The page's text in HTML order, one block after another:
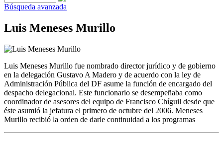
Búsqueda avanzada
Luis Meneses Murillo
Luis Meneses Murillo fue nombrado director jurídico y de gobierno
en la delegación Gustavo A Madero y de acuerdo con la ley de
Administración Pública del DF asume la función de encargado del
despacho delegacional. Este funcionario se desempeñaba como
coordinador de asesores del equipo de Francisco Chíguil desde que
éste asumió la jefatura el primero de octubre del 2006. Meneses
Murillo recibió la orden de darle continuidad a los programas